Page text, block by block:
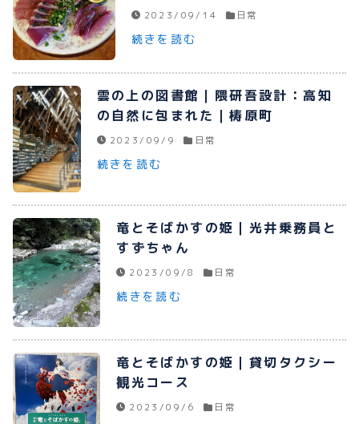
メールで予約
WEBで予約
2023/09/14 日常
続きを読む
雲の上の図書館｜隈研吾設計：高知
の自然に包まれた｜梼原町
2023/09/9 日常
続きを読む
竜とそばかすの姫｜光井乗務員と
すずちゃん
2023/09/8 日常
続きを読む
竜とそばかすの姫｜貸切タクシー
観光コース
2023/09/6 日常